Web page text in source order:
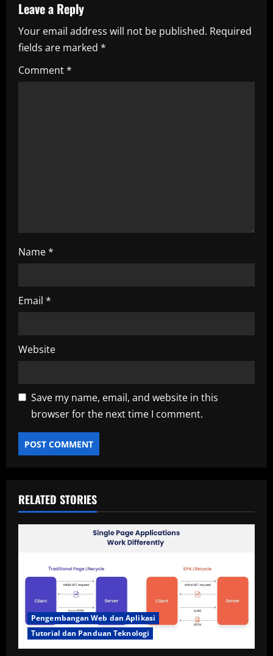
v
i
g
Leave a Reply
Your email address will not be published. Required
fields are marked *
Comment*
Name*
Email *
Website
Save my name, email, and website in this
browser for the next time I comment.
RELATED STORIES
Pengembangan Web dan Aplikasi
Tutorial dan Panduan Teknologi